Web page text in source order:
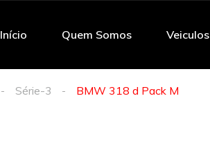
Início Quem Somos Veiculos
Série-3 BMW 318 d Pack M